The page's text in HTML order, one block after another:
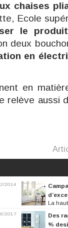
chaises
Ecole
le
deux
en
en
relève aussi
2014
La
radiateur. C’est
2017
Des
%